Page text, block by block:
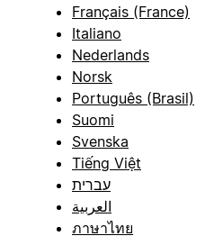
Français (France)
Italiano
Nederlands
Norsk
Português (Brasil)
Suomi
Svenska
Tiếng Việt
עברית
العربية
ภาษาไทย